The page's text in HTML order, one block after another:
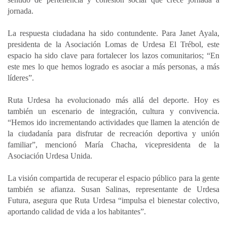
jornada.
La respuesta ciudadana ha sido contundente. Para Janet Ayala,
presidenta de la Asociación Lomas de Urdesa El Trébol, este
espacio ha sido clave para fortalecer los lazos comunitarios; “En
este mes lo que hemos logrado es asociar a más personas, a más
líderes”.
Ruta Urdesa ha evolucionado más allá del deporte. Hoy es
también un escenario de integración, cultura y convivencia.
“Hemos ido incrementando actividades que llamen la atención de
la ciudadanía para disfrutar de recreación deportiva y unión
familiar”, mencionó María Chacha, vicepresidenta de la
Asociación Urdesa Unida.
La visión compartida de recuperar el espacio público para la gente
también se afianza. Susan Salinas, representante de Urdesa
Futura, asegura que Ruta Urdesa “impulsa el bienestar colectivo,
aportando calidad de vida a los habitantes”.